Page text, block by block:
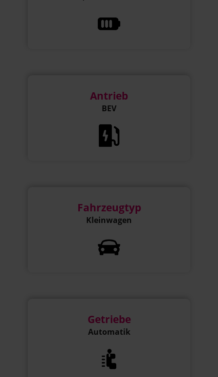
Antrieb
BEV
Fahrzeugtyp
Kleinwagen
Getriebe
Automatik